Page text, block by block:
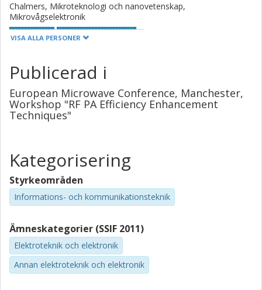
Chalmers, Mikroteknologi och nanovetenskap,
Mikrovågselektronik
Forskning Andra publikationer
Haiying Cao
Chalmers, Mikroteknologi och nanovetenskap,
Mikrovågselektronik
Gigahertzcentrum
Forskning Andra publikationer
Gigahertzcentrum
Chalmers, Signaler och system, Kommunikation, Antenner och
Optiska Nätverk
Forskning Andra publikationer
Christian Fager
Gigahertzcentrum
Chalmers, Mikroteknologi och nanovetenskap,
Mikrovågselektronik
VISA ALLA PERSONER
Publicerad i
European Microwave Conference, Manchester,
Workshop "RF PA Efficiency Enhancement
Techniques"
Kategorisering
Styrkeområden
Informations- och kommunikationsteknik
Ämneskategorier (SSIF 2011)
Elektroteknik och elektronik
Annan elektroteknik och elektronik